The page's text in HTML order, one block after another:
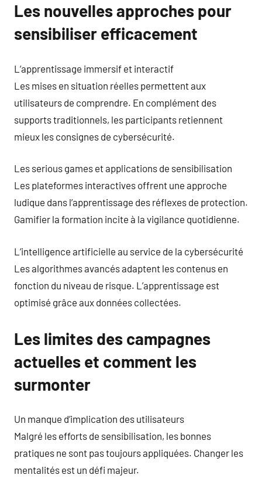
Les nouvelles approches pour
sensibiliser efficacement
L’apprentissage immersif et interactif
Les mises en situation réelles permettent aux
utilisateurs de comprendre. En complément des
supports traditionnels, les participants retiennent
mieux les consignes de cybersécurité.
Les serious games et applications de sensibilisation
Les plateformes interactives offrent une approche
ludique dans l’apprentissage des réflexes de protection.
Gamifier la formation incite à la vigilance quotidienne.
L’intelligence artificielle au service de la cybersécurité
Les algorithmes avancés adaptent les contenus en
fonction du niveau de risque. L’apprentissage est
optimisé grâce aux données collectées.
Les limites des campagnes
actuelles et comment les
surmonter
Un manque d’implication des utilisateurs
Malgré les efforts de sensibilisation, les bonnes
pratiques ne sont pas toujours appliquées. Changer les
mentalités est un défi majeur.